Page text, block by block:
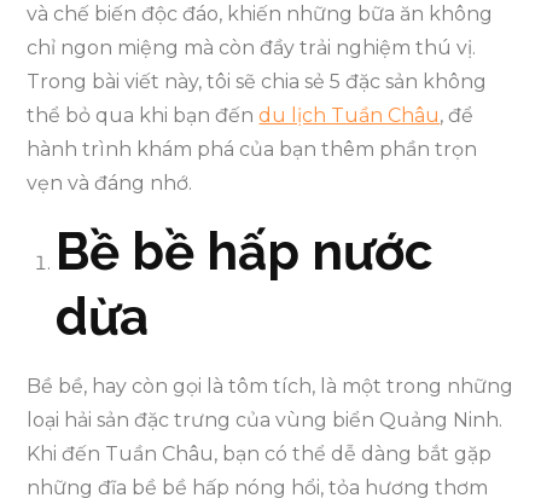
và chế biến độc đáo, khiến những bữa ăn không
chỉ ngon miệng mà còn đầy trải nghiệm thú vị.
Trong bài viết này, tôi sẽ chia sẻ 5 đặc sản không
thể bỏ qua khi bạn đếndu lịch Tuần Châu, để
hành trình khám phá của bạn thêm phần trọn
vẹn và đáng nhớ.
Bề bề hấp nước
dừa
Bề bề, hay còn gọi là tôm tích, là một trong những
loại hải sản đặc trưng của vùng biển Quảng Ninh.
Khi đến Tuần Châu, bạn có thể dễ dàng bắt gặp
những đĩa bề bề hấp nóng hổi, tỏa hương thơm